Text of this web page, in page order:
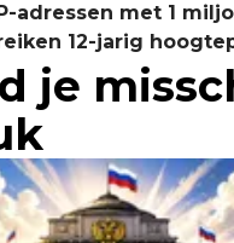
adressen met 1
12-jarig
je